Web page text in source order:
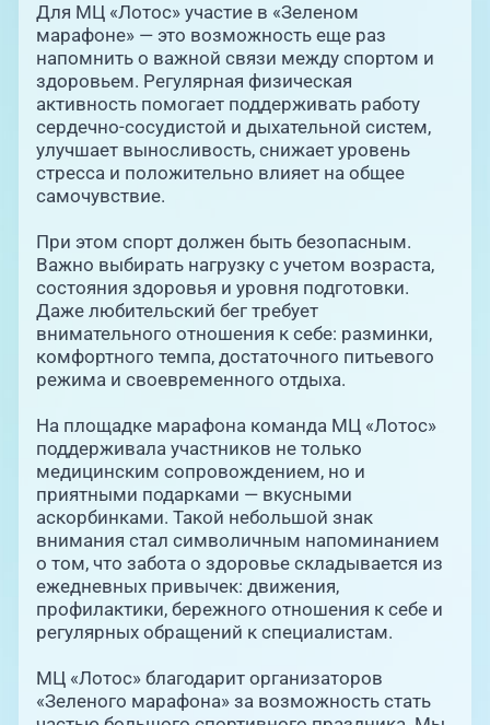
Для МЦ «Лотос» участие в «Зеленом
марафоне» — это возможность еще раз
напомнить о важной связи между спортом и
здоровьем. Регулярная физическая
активность помогает поддерживать работу
сердечно-сосудистой и дыхательной систем,
улучшает выносливость, снижает уровень
стресса и положительно влияет на общее
самочувствие.
При этом спорт должен быть безопасным.
Важно выбирать нагрузку с учетом возраста,
состояния здоровья и уровня подготовки.
Даже любительский бег требует
внимательного отношения к себе: разминки,
комфортного темпа, достаточного питьевого
режима и своевременного отдыха.
На площадке марафона команда МЦ «Лотос»
поддерживала участников не только
медицинским сопровождением, но и
приятными подарками — вкусными
аскорбинками. Такой небольшой знак
внимания стал символичным напоминанием
о том, что забота о здоровье складывается из
ежедневных привычек: движения,
профилактики, бережного отношения к себе и
регулярных обращений к специалистам.
МЦ «Лотос» благодарит организаторов
«Зеленого марафона» за возможность стать